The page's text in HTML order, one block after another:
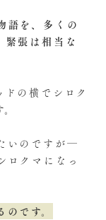
語を、多くの
張は相当な
の横でシロク
いのですが―
クマになっ
です。